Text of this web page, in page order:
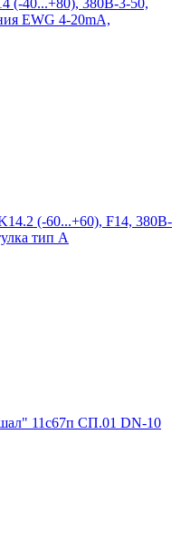
ЕWG 4-20mA,
(-60...+60), F14, 380B-
тип А
11с67п СП.01 DN-10